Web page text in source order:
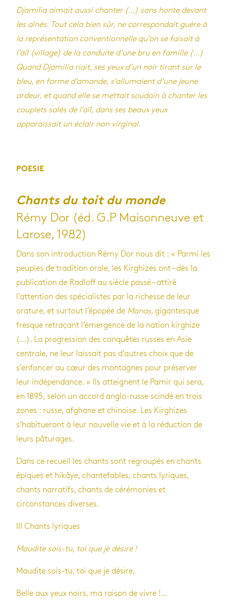
Djamilia aimait aussi chanter (…) sans honte devant
les aînés. Tout cela bien sûr, ne correspondait guère à
la représentation conventionnelle qu’on se faisait à
l’aïl (village) de la conduite d’une bru en famille (…)
Quand Djamilia riait, ses yeux d’un noir tirant sur le
bleu, en forme d’amande, s’allumaient d’une jeune
ardeur, et quand elle se mettait soudain à chanter les
couplets salés de l’aïl, dans ses beaux yeux
apparaissait un éclair non virginal.
POESIE
Chants du toit du monde
Rémy Dor (éd. G.P Maisonneuve et
Larose, 1982)
Dans son introduction Rémy Dor nous dit : « Parmi les
peuples de tradition orale, les Kirghizes ont – dès la
publication de Radloff au siècle passé – attiré
l’attention des spécialistes par la richesse de leur
orature, et surtout l’épopée de Manas, gigantesque
fresque retraçant l’émergence de la nation kirghize
(…). La progression des conquêtes russes en Asie
centrale, ne leur laissait pas d’autres choix que de
s’enfoncer au cœur des montagnes pour préserver
leur indépendance. » Ils atteignent le Pamir qui sera,
en 1895, selon un accord anglo-russe scindé en trois
zones : russe, afghane et chinoise. Les Kirghizes
s’habitueront à leur nouvelle vie et à la réduction de
leurs pâturages.
Dans ce recueil les chants sont regroupés en chants
épiques et hikâye, chantefables, chants lyriques,
chants narratifs, chants de cérémonies et
circonstances diverses.
III Chants lyriques
Maudite sois-tu, toi que je désire !
Maudite sois-tu, toi que je désire,
Belle aux yeux noirs, ma raison de vivre !…